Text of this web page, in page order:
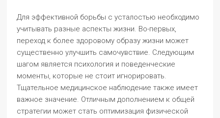
Для эффективной борьбы с усталостью необходимо
учитывать разные аспекты жизни. Во-первых,
переход к более здоровому образу жизни может
существенно улучшить самочувствие. Следующим
шагом является психология и поведенческие
моменты, которые не стоит игнорировать.
Тщательное медицинское наблюдение также имеет
важное значение. Отличным дополнением к общей
стратегии может стать оптимизация физической